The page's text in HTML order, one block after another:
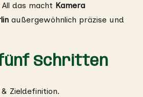
das macht Kamera
außergewöhnlich präzise und
Schritten
Zieldefinition.